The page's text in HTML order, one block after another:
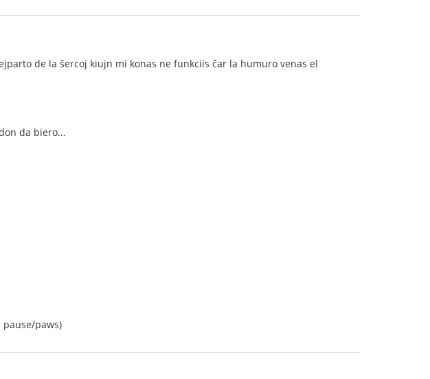
de la ŝercoj kiujn mi konas ne funkciis ĉar la humuro venas el
da biero...
paws)